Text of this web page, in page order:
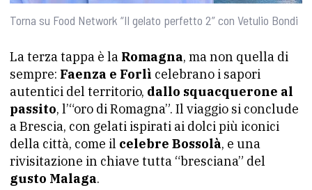
Torna su Food Network “Il gelato perfetto 2” con Vetulio Bondi
La terza tappa è la Romagna, ma non quella di
sempre: Faenza e Forlì celebrano i sapori
autentici del territorio, dallo squacquerone al
passito, l’“oro di Romagna”. Il viaggio si conclude
a Brescia, con gelati ispirati ai dolci più iconici
della città, come il celebre Bossolà, e una
rivisitazione in chiave tutta “bresciana” del
gusto Malaga.